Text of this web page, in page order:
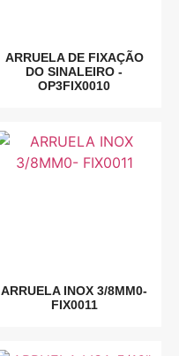
ARRUELA DE FIXAÇÃO
DO SINALEIRO -
OP3FIX0010
ARRUELA INOX 3/8MM0-
FIX0011